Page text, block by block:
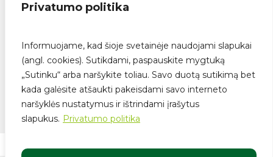
Privatumo politika
Informuojame, kad šioje svetainėje naudojami slapukai
(angl. cookies). Sutikdami, paspauskite mygtuką
„Sutinku“ arba naršykite toliau. Savo duotą sutikimą bet
kada galėsite atšaukti pakeisdami savo interneto
naršyklės nustatymus ir ištrindami įrašytus
slapukus. Privatumo politika
Suma: